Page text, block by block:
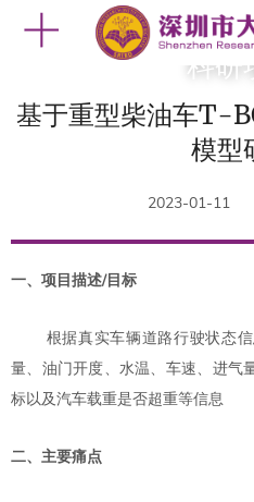
科研
基于重型柴油车T-
模型
2023-01-11
一、项目描述/目标
根据真实车辆道路行驶状态信
量、油门开度、水温、车速、进气
标以及汽车载重是否超重等信息
二、主要痛点